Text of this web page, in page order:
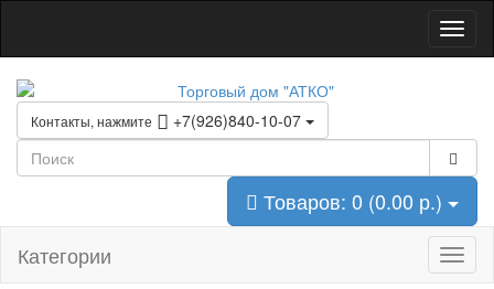
Контакты, нажмите +7(926)840-10-07
Товаров: 0 (0.00 р.)
Категории